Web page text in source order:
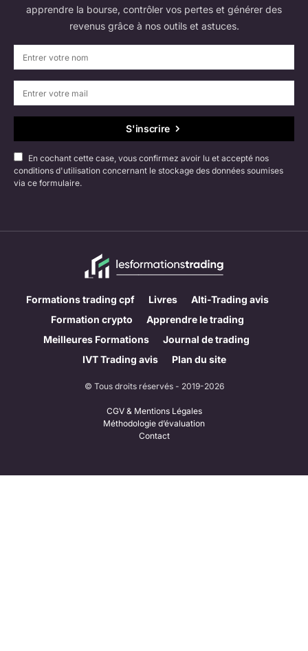
apprendre la bourse, contrôler vos pertes et générer des
revenus grâce à nos outils et astuces.
S'inscrire
En cochant cette case, vous confirmez avoir lu et accepté nos
conditions d'utilisation concernant le stockage des données soumises
via ce formulaire.
Formations trading cpf Livres
Alti-Trading avis
Formation crypto
Apprendre le trading
Meilleures Formations
Journal de trading
IVT Trading avis
Plan du site
© Tous droits réservés - 2019-2026
CGV & Mentions Légales
Méthodologie d’évaluation
Contact